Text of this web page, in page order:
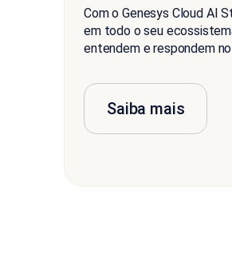
Com o Genesys Cloud AI
em todo o seu
entendem e respondem
Saiba mais